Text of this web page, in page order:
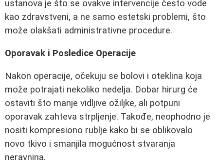
ustanova je što se ovakve intervencije često vode
kao zdravstveni, a ne samo estetski problemi, što
može olakšati administrativne procedure.
Oporavak i Posledice Operacije
Nakon operacije, očekuju se bolovi i oteklina koja
može potrajati nekoliko nedelja. Dobar hirurg će
ostaviti što manje vidljive ožiljke, ali potpuni
oporavak zahteva strpljenje. Takođe, neophodno je
nositi kompresiono rublje kako bi se oblikovalo
novo tkivo i smanjila mogućnost stvaranja
neravnina.